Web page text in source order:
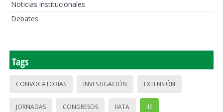
Noticias institucionales
Debates
Tags
CONVOCATORIAS INVESTIGACIÓN EXTENSIÓN
JORNADAS CONGRESOS IIATA IIE